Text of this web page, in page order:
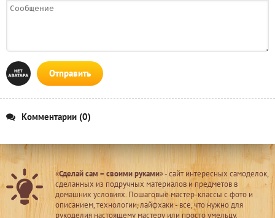
Отправить
Комментарии (0)
«Сделай сам – своими руками» - сайт интересных самоделок,
сделанных из подручных материалов и предметов в
домашних условиях. Пошаговые мастер-классы с фото и
описанием, технологии, лайфхаки - все, что нужно для
рукоделия настоящему мастеру или просто умельцу.